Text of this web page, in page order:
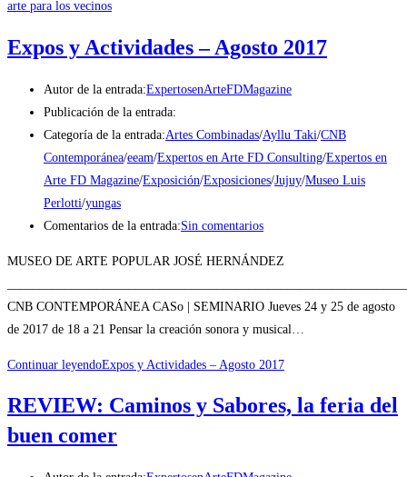
arte para los vecinos
Expos y Actividades – Agosto 2017
Autor de la entrada:ExpertosenArteFDMagazine
Publicación de la entrada:
Categoría de la entrada:Artes Combinadas/Ayllu Taki/CNB
Contemporánea/eeam/Expertos en Arte FD Consulting/Expertos en
Arte FD Magazine/Exposición/Exposiciones/Jujuy/Museo Luis
Perlotti/yungas
Comentarios de la entrada:Sin comentarios
MUSEO DE ARTE POPULAR JOSÉ HERNÁNDEZ
CNB CONTEMPORÁNEA CASo | SEMINARIO Jueves 24 y 25 de agosto
de 2017 de 18 a 21 Pensar la creación sonora y musical…
Continuar leyendoExpos y Actividades – Agosto 2017
REVIEW: Caminos y Sabores, la feria del
buen comer